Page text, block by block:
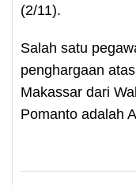
(2/11).
Salah satu
penghargaan
Makassar dari
Pomanto adalah